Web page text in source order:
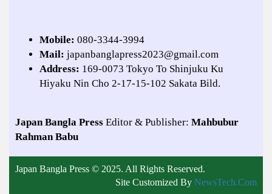
Mobile: 080-3344-3994
Mail: japanbanglapress2023@gmail.com
Address: 169-0073 Tokyo To Shinjuku Ku
Hiyaku Nin Cho 2-17-15-102 Sakata Bild.
Japan Bangla Press Editor & Publisher: Mahbubur
Rahman Babu
Japan Bangla Press © 2025. All Rights Reserved.
Site Customized By NewsTech.Com